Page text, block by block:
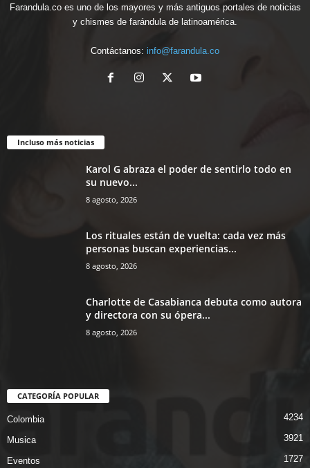
Farandula.co es uno de los mayores y más antiguos portales de noticias
y chismes de farándula de latinoamérica.
Contáctanos: info@farandula.co
Incluso más noticias
Karol G abraza el poder de sentirlo todo en
su nuevo...
8 agosto, 2026
Los rituales están de vuelta: cada vez más
personas buscan experiencias...
8 agosto, 2026
Charlotte de Casabianca debuta como autora
y directora con su ópera...
8 agosto, 2026
CATEGORÍA POPULAR
Colombia 4234
Musica 3921
Eventos 1727